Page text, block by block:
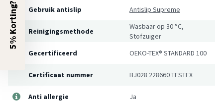
Gebruik antislip Antislip Supreme
Reinigingsmethode
Wasbaar op 30 °C,
Stofzuiger
Gecertificeerd
OEKO-TEX® STANDARD 100
Certificaat nummer BJ028 228660 TESTEX
Anti allergie Ja
5% Korting?